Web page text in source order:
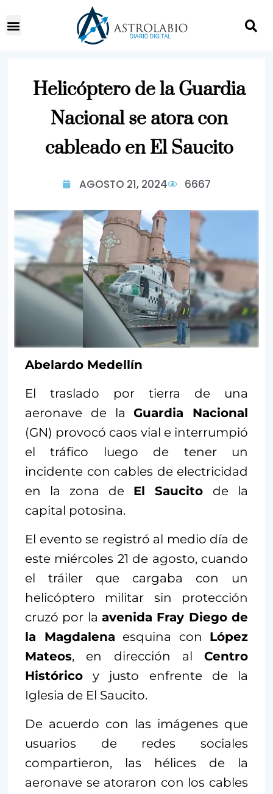
Helicóptero de la Guardia
Nacional se atora con
cableado en El Saucito
AGOSTO 21, 2024 6667
Abelardo Medellín
El traslado por tierra de una
aeronave de laGuardia Nacional
(GN) provocó caos vial e interrumpió
el tráfico luego de tener un
incidente con cables de electricidad
en la zona de El Saucito de la
capital potosina.
El evento se registró al medio día de
este miércoles 21 de agosto, cuando
el tráiler que cargaba con un
helicóptero militar sin protección
cruzó por la avenida Fray Diego de
la Magdalena esquina con López
Mateos, en dirección al Centro
Histórico y justo enfrente de la
Iglesia de El Saucito.
De acuerdo con las imágenes que
usuarios de redes sociales
compartieron, las hélices de la
aeronave se atoraron con los cables